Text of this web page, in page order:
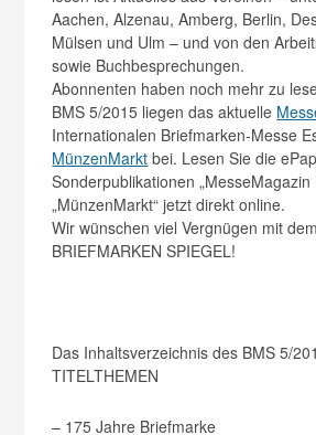
Aachen, Alzenau, Amberg, Berlin,
Mülsen und Ulm – und von den
sowie Buchbesprechungen.
Abonnenten haben noch mehr zu
BMS 5/2015 liegen das aktuelle
Internationalen Briefmarken-Messe
MünzenMarkt bei. Lesen Sie die
Sonderpublikationen „MesseMagazin
„MünzenMarkt“ jetzt direkt online.
Wir wünschen viel Vergnügen mit
BRIEFMARKEN SPIEGEL!
Das Inhaltsverzeichnis des BMS 5/
TITELTHEMEN
– 175 Jahre Briefmarke